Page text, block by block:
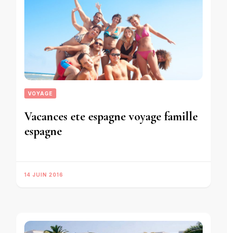
VOYAGE
Vacances ete espagne voyage famille
espagne
14 JUIN 2016